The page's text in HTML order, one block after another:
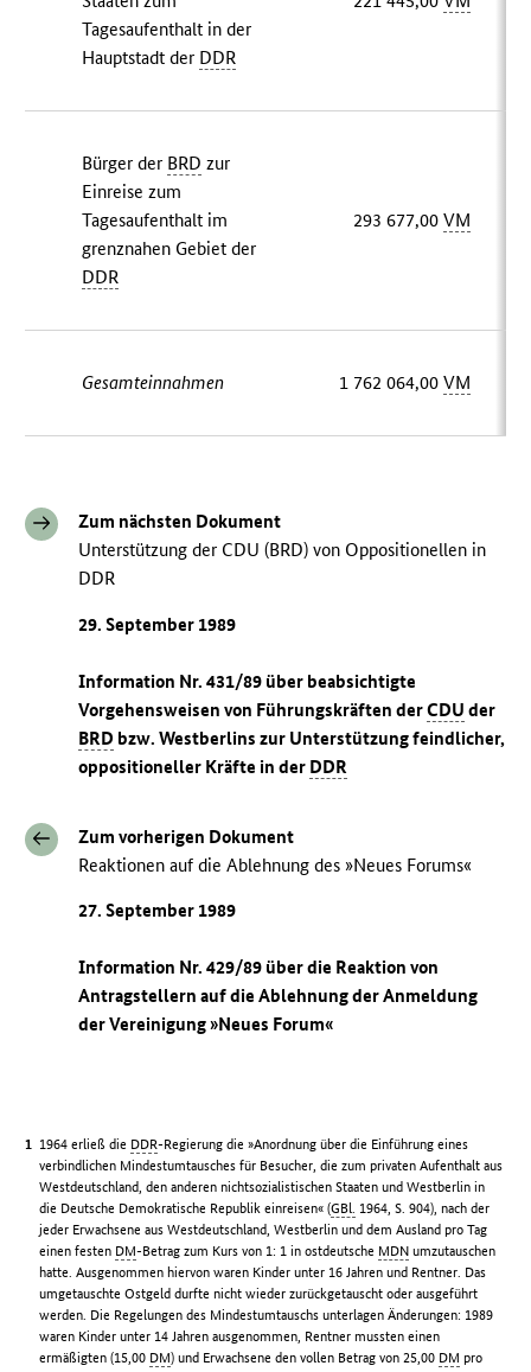
Tagesaufenthalt in der
Hauptstadt der DDR
Bürger der BRD zur
Einreise zum
Tagesaufenthalt im
grenznahen Gebiet der
DDR
293 677,00VM
Gesamteinnahmen 1 762 064,00VM
Zum nächsten Dokument
Unterstützung der CDU (BRD) von Oppositionellen in
DDR
29. September 1989
Information Nr. 431/89 über beabsichtigte
Vorgehensweisen von Führungskräften derCDU der
BRD bzw. Westberlins zur Unterstützung feindlicher,
oppositioneller Kräfte in der DDR
Zum vorherigen Dokument
Reaktionen auf die Ablehnung des »Neues Forums«
27. September 1989
Information Nr. 429/89 über die Reaktion von
Antragstellern auf die Ablehnung der Anmeldung
der Vereinigung »Neues Forum«
1964 erließ die DDR-Regierung die »Anordnung über die Einführung eines
verbindlichen Mindestumtausches für Besucher, die zum privaten Aufenthalt aus
Westdeutschland, den anderen nichtsozialistischen Staaten und Westberlin in
die Deutsche Demokratische Republik einreisen« (GBl. 1964, S. 904), nach der
jeder Erwachsene aus Westdeutschland, Westberlin und dem Ausland pro Tag
einen festen DM-Betrag zum Kurs von 1: 1 in ostdeutsche MDN umzutauschen
hatte. Ausgenommen hiervon waren Kinder unter 16 Jahren und Rentner. Das
umgetauschte Ostgeld durfte nicht wieder zurückgetauscht oder ausgeführt
werden. Die Regelungen des Mindestumtauschs unterlagen Änderungen: 1989
waren Kinder unter 14 Jahren ausgenommen, Rentner mussten einen
ermäßigten (15,00 DM) und Erwachsene den vollen Betrag von 25,00 DM pro